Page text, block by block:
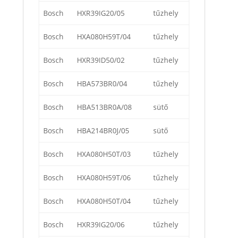
Bosch HXR39IG20/05 tűzhely
Bosch HXA080H59T/04 tűzhely
Bosch HXR39ID50/02 tűzhely
Bosch HBA573BR0/04 tűzhely
Bosch HBA513BR0A/08 sütő
Bosch HBA214BR0J/05 sütő
Bosch HXA080H50T/03 tűzhely
Bosch HXA080H59T/06 tűzhely
Bosch HXA080H50T/04 tűzhely
Bosch HXR39IG20/06 tűzhely